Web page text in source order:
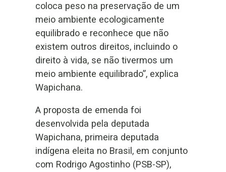
coloca peso na preservação de um
meio ambiente ecologicamente
equilibrado e reconhece que não
existem outros direitos, incluindo o
direito à vida, se não tivermos um
meio ambiente equilibrado”, explica
Wapichana.
A proposta de emenda foi
desenvolvida pela deputada
Wapichana, primeira deputada
indígena eleita no Brasil, em conjunto
com Rodrigo Agostinho (PSB-SP),